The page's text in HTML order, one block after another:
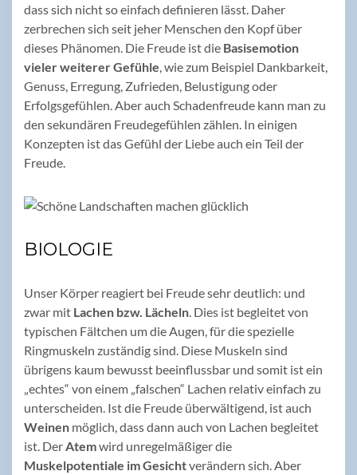
dass sich nicht so einfach definieren lässt. Daher
zerbrechen sich seit jeher Menschen den Kopf über
dieses Phänomen. Die Freude ist die Basisemotion
vieler weiterer Gefühle, wie zum Beispiel Dankbarkeit,
Genuss, Erregung, Zufrieden, Belustigung oder
Erfolgsgefühlen. Aber auch Schadenfreude kann man zu
den sekundären Freudegefühlen zählen. In einigen
Konzepten ist das Gefühl der Liebe auch ein Teil der
Freude.
BIOLOGIE
Unser Körper reagiert bei Freude sehr deutlich: und
zwar mit Lachen bzw. Lächeln . Dies ist begleitet von
typischen Fältchen um die Augen, für die spezielle
Ringmuskeln zuständig sind. Diese Muskeln sind
übrigens kaum bewusst beeinflussbar und somit ist ein
„echtes“ von einem „falschen“ Lachen relativ einfach zu
unterscheiden. Ist die Freude überwältigend, ist auch
Weinen möglich, dass dann auch von Lachen begleitet
ist. Der Atemwird unregelmäßiger die
Muskelpotentiale im Gesichtverändern sich. Aber